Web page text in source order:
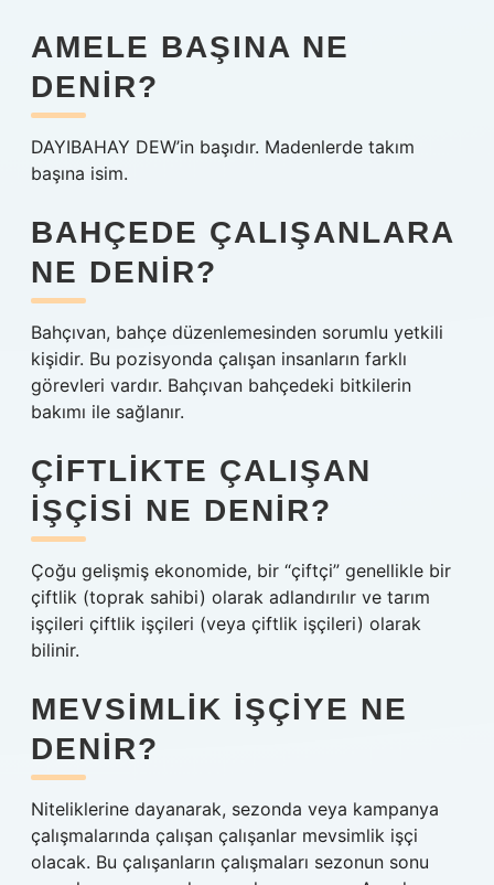
AMELE BAŞINA NE
DENIR?
DAYIBAHAY DEW’in başıdır. Madenlerde takım
başına isim.
BAHÇEDE ÇALIŞANLARA
NE DENIR?
Bahçıvan, bahçe düzenlemesinden sorumlu yetkili
kişidir. Bu pozisyonda çalışan insanların farklı
görevleri vardır. Bahçıvan bahçedeki bitkilerin
bakımı ile sağlanır.
ÇIFTLIKTE ÇALIŞAN
IŞÇISI NE DENIR?
Çoğu gelişmiş ekonomide, bir “çiftçi” genellikle bir
çiftlik (toprak sahibi) olarak adlandırılır ve tarım
işçileri çiftlik işçileri (veya çiftlik işçileri) olarak
bilinir.
MEVSIMLIK IŞÇIYE NE
DENIR?
Niteliklerine dayanarak, sezonda veya kampanya
çalışmalarında çalışan çalışanlar mevsimlik işçi
olacak. Bu çalışanların çalışmaları sezonun sonu